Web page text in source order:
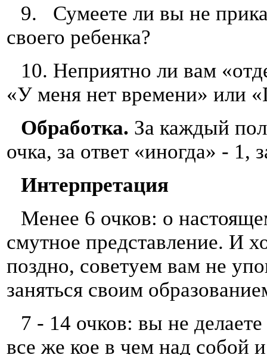
9. Сумеете ли вы не
своего ребенка?
10. Неприятно ли вам
«У меня нет времени» или
Обработка. За каждый
очка, за ответ «иногда» - 1,
Интерпретация
Менее 6 очков: о
смутное представление. И
поздно, советуем вам не
заняться своим
7 - 14 очков: вы не
все же кое в чем над собой